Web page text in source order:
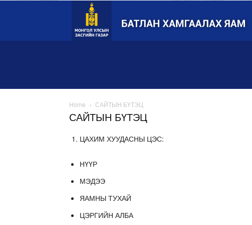
Монгол
Улсын
Батлан
хамгаалах
Home САЙТЫН БҮТЭЦ
САЙТЫН БҮТЭЦ
ЦАХИМ ХУУДАСНЫ ЦЭС:
НҮҮР
МЭДЭЭ
ЯАМНЫ ТУХАЙ
ЦЭРГИЙН АЛБА